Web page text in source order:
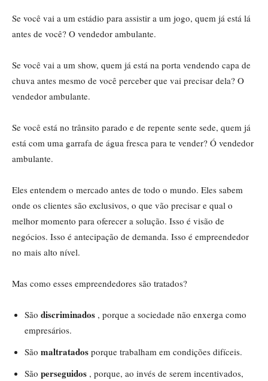
Se você vai a um estádio para assistir a um jogo, quem já está lá
antes de você? O vendedor ambulante.
Se você vai a um show, quem já está na porta vendendo capa de
chuva antes mesmo de você perceber que vai precisar dela? O
vendedor ambulante.
Se você está no trânsito parado e de repente sente sede, quem já
está com uma garrafa de água fresca para te vender? Ó vendedor
ambulante.
Eles entendem o mercado antes de todo o mundo. Eles sabem
onde os clientes são exclusivos, o que vão precisar e qual o
melhor momento para oferecer a solução. Isso é visão de
negócios. Isso é antecipação de demanda. Isso é empreendedor
no mais alto nível.
Mas como esses empreendedores são tratados?
São discriminados , porque a sociedade não enxerga como
empresários.
São maltratados porque trabalham em condições difíceis.
São perseguidos , porque, ao invés de serem incentivados,